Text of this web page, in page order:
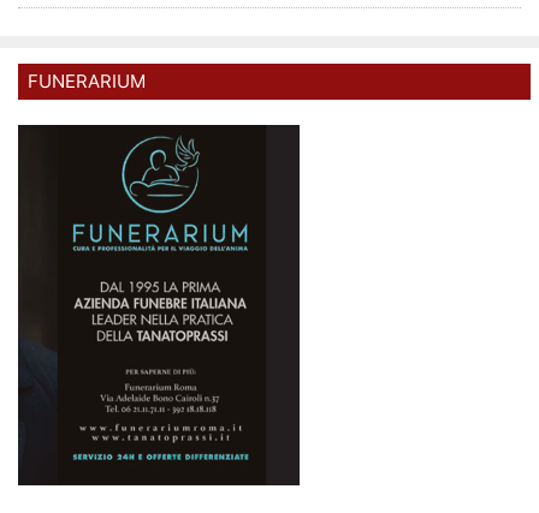
FUNERARIUM